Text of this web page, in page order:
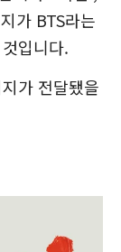
가 BTS라는
입니다.
가 전달됐을